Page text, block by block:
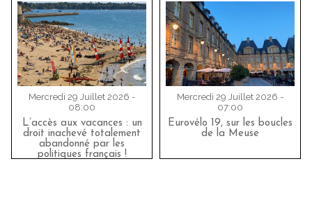
Mercredi 29 Juillet 2026 -
08:00
L’accès aux vacances : un
droit inachevé totalement
abandonné par les
politiques français !
Mercredi 29 Juillet 2026 -
07:00
Eurovélo 19, sur les boucles
de la Meuse